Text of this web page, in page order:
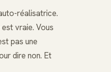
réalisatrice.
vraie. Vous
pas une
dire non. Et